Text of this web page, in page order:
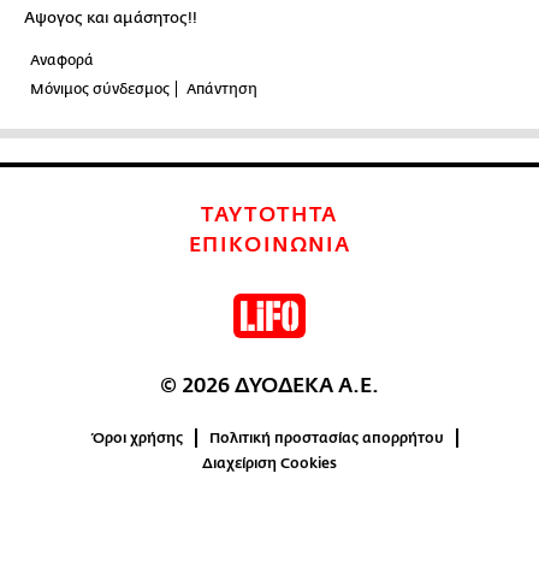
Αψογος και αμάσητος!!
Αναφορά
Μόνιμος σύνδεσμος
Απάντηση
ΤΑΥΤΟΤΗΤΑ
ΕΠΙΚΟΙΝΩΝΙΑ
© 2026 ΔΥΟΔΕΚΑ Α.Ε.
Όροι χρήσης
Πολιτική προστασίας απορρήτου
Διαχείριση Cookies